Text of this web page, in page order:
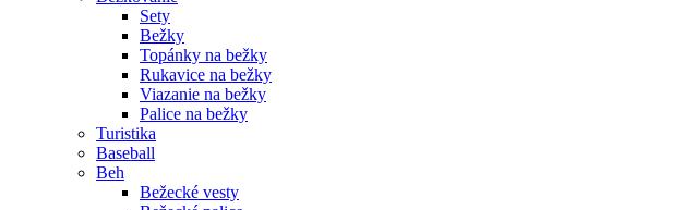
Sety
Bežky
Topánky na bežky
Rukavice na bežky
Viazanie na bežky
Palice na bežky
Turistika
Baseball
Beh
Bežecké vesty